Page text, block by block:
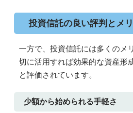
投資信託の良い評判とメ
一方で、投資信託には多くのメ
切に活用すれば効果的な資産形
と評価されています。
少額から始められる手軽さ